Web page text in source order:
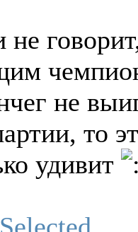
не
не
то
удивит